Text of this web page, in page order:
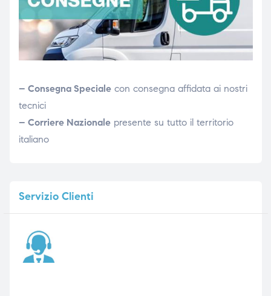
– Consegna Specialecon consegna affidata ai nostri
tecnici
– Corriere Nazionalepresente su tutto il territorio
italiano
ServizioClienti